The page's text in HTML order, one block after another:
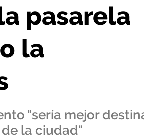
pasarela
la
"sería mejor
la ciudad"